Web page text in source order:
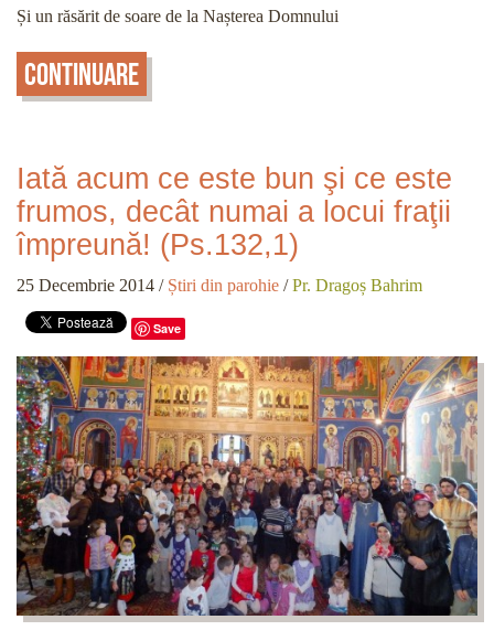
Și un răsărit de soare de la Nașterea Domnului
Continuare
Iată acum ce este bun şi ce este
frumos, decât numai a locui fraţii
împreună! (Ps.132,1)
25 Decembrie 2014 / Știri din parohie /Pr. Dragoș Bahrim
Save